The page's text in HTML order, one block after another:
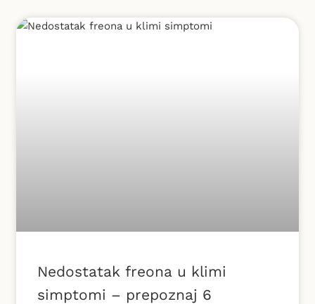
Nedostatak freona u klimi
simptomi – prepoznaj 6